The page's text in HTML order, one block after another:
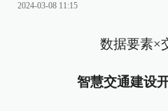
2024-03-08 11:15
数据要素×
智慧交通建设